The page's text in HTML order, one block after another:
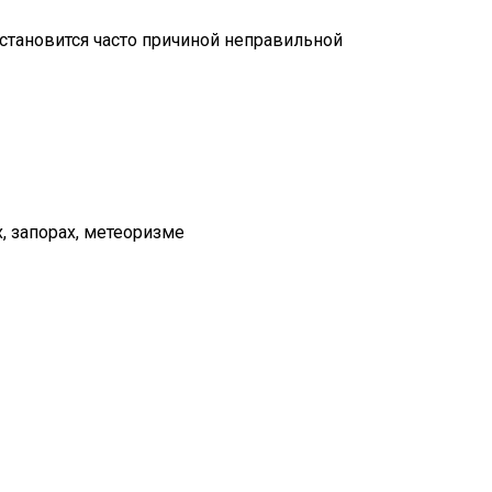
часто причиной неправильной
запорах, метеоризме